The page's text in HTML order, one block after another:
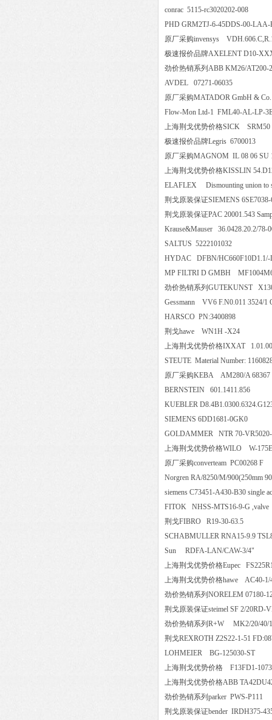
conrac 5115-rc3020202-008
PHD GRM2TJ-6-45DDS-00-
原厂采购invensys
极速报价品牌AXELENT
劲价热销系列ABB KM26/
AVDEL 07271-06035
原厂采购MATADOR GmbH &
Flow-Mon Ltd-1 FML40-AL-
上海荆戈优势价格SICK
极速报价品牌Legris 6700013
原厂采购MAGNOM IL 08 06
上海荆戈优势价格KISSLIN
ELAFLEX Dismounting union
荆戈原装保证SIEMENS
荆戈原装保证PAC 20001.543
Krause&Mauser 36.0428.20.2/
SALTUS 5222101032
HYDAC DFBN/
MP FILTRI D GMBH
劲价热销系列GUTEKUNST
Gessmann VV6 F.N0.011
HARSCO PN:3400898
荆戈hawe WN1H -X24
上海荆戈优势价格IXXAT
STEUTE Material Number:
原厂采购KEBA AM280/A
BERNSTEIN 601.1411.856
KUEBLER
SIEMENS 6DD1681-0GK0
GOLDAMMER NTR 70-
上海荆戈优势价格WILO W-
原厂采购converteam
Norgren RA/8250/M/
siemens C73451-A430-B30
FITOK NHSS-MTS16-9-G
荆戈FIBRO R19-30-63.5
SCHABMULLER RNA15-9.9
Sun RDFA-LAN/CAW-3/4"
上海荆戈优势价格Eupec
上海荆戈优势价格hawe
劲价热销系列NORELEM
荆戈原装保证steimel SF 2/
劲价热销系列R+W MK2/20/
荆戈REXROTH Z2S22-1-51
LOHMEIER BG-125030-
上海荆戈优势价格 F13FD1-
上海荆戈优势价格ABB
劲价热销系列parker PWS-
荆戈原装保证bender